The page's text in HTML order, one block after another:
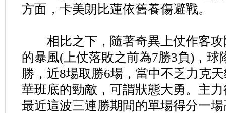
方面，卡美朗比蓮依舊養傷避戰。
相比之下，隨著奇異上仗作客攻
的暴風(上仗落敗之前為7勝3負)，球
勝，近8場取勝6場，當中不乏力克
華班底的勁敵，可謂狀態大勇。主
最近這波三連勝期間的單場得分一